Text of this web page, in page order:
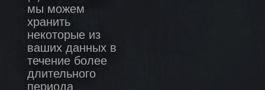
мы можем
хранить
некоторые из
ваших данных в
течение более
длительного